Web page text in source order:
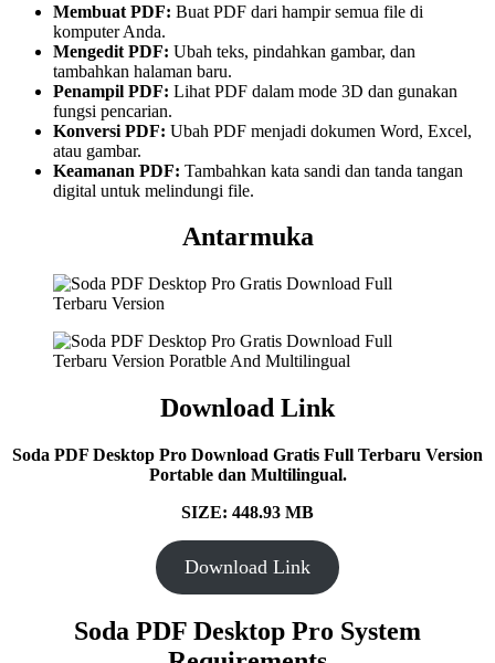
Membuat PDF: Buat PDF dari hampir semua file di
komputer Anda.
Mengedit PDF: Ubah teks, pindahkan gambar, dan
tambahkan halaman baru.
Penampil PDF: Lihat PDF dalam mode 3D dan gunakan
fungsi pencarian.
Konversi PDF: Ubah PDF menjadi dokumen Word, Excel,
atau gambar.
Keamanan PDF: Tambahkan kata sandi dan tanda tangan
digital untuk melindungi file.
Antarmuka
Download Link
Soda PDF Desktop Pro Download Gratis Full Terbaru Version
Portable dan Multilingual.
SIZE: 448.93 MB
Download Link
Soda PDF Desktop Pro System